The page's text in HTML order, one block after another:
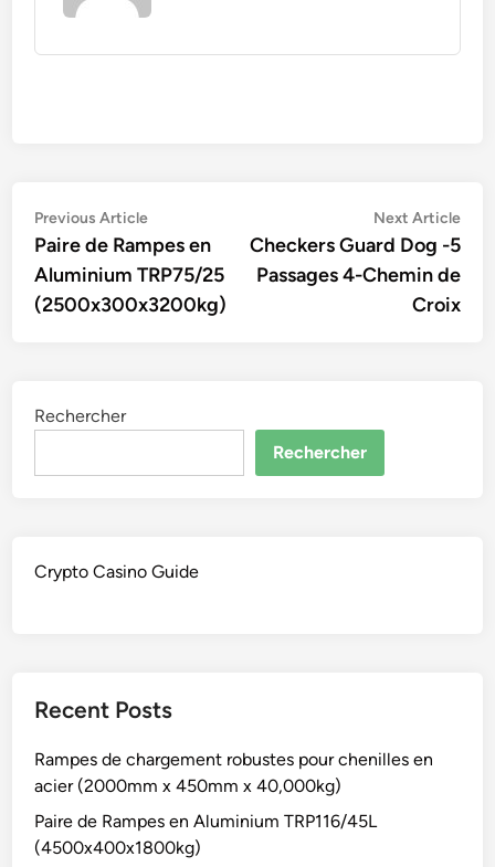
Navigation
de
l’article
Previous ArticlePrevious
article:
Paire de Rampes en
Aluminium TRP75/25
(2500x300x3200kg)
Next Article
Checkers Guard Dog -5
Passages 4-Chemin de
Croix
Rechercher
Rechercher
Crypto Casino Guide
Recent Posts
Rampes de chargement robustes pour chenilles en
acier (2000mm x 450mm x 40,000kg)
Paire de Rampes en Aluminium TRP116/45L
(4500x400x1800kg)